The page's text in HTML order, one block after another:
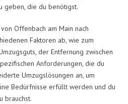
geben, die du benötigst.
Offenbach am Main nach
Faktoren ab, wie zum
der Entfernung zwischen
Anforderungen, die du
Umzugslösungen an, um
Bedürfnisse erfüllt werden und du
brauchst.